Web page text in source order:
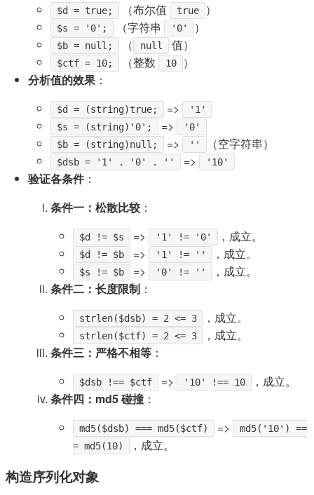
$d = true; （布尔值 true ）
$s = '0'; （字符串 '0' ）
$b = null; （ null 值）
$ctf = 10; （整数 10
）
分析值的效果 ：
$d = (string)true; =>
'1'
$s = (string)'0';
=>
'0'
$b = (string)null;
=> '' （空字符串）
$dsb = '1' . '0' . '' => '10'
验证各条件：
条件一：松散比较 ：
$d != $s => '1' != '0' ，成立。
$d != $b => '1' != '' ，成立。
$s != $b => '0' != ''
，成立。
条件二：长度限制 ：
strlen($dsb) = 2 <= 3 ，成立。
strlen($ctf) = 2 <= 3
，成立。
条件三：严格不相等 ：
$dsb !== $ctf => '10' !== 10
，成立。
条件四：md5 碰撞 ：
md5($dsb) === md5($ctf) =>
md5('10') ==
= md5(10)
，成立。
构造序列化对象